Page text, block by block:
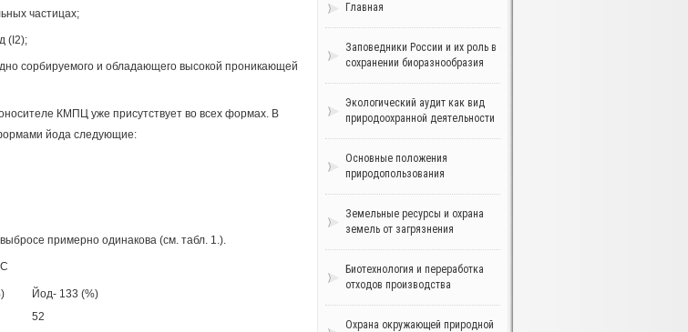
Главная
Заповедники России и их роль в
сохранении биоразнообразия
Экологический аудит как вид
природоохранной деятельности
Основные положения
природопользования
Земельные ресурсы и охрана
земель от загрязнения
Биотехнология и переработка
отходов производства
Охрана окружающей природной
частицах;
(I2);
сорбируемого и обладающего высокой проникающей
КМПЦ уже присутствует во всех формах. В
йода следующие:
примерно одинакова (см. табл. 1.).
Йод- 133 (%)
52